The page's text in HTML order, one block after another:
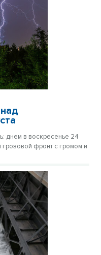
днем в воскресенье 24
фронт с громом и